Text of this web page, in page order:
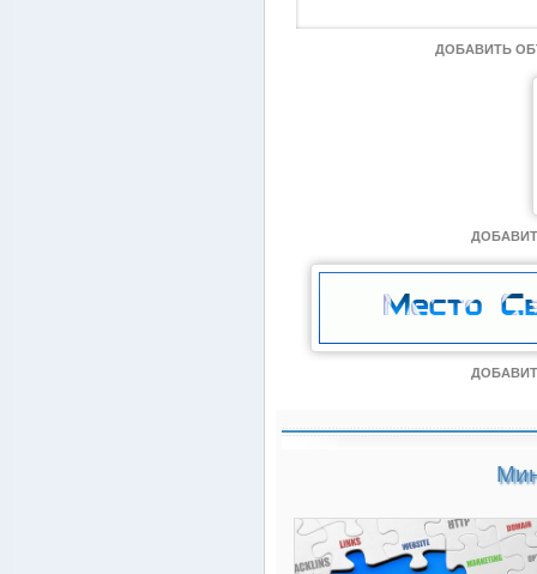
ДОБАВИТЬ